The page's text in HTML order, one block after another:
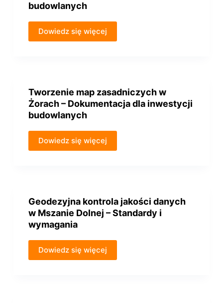
budowlanych
Dowiedz się więcej
Tworzenie map zasadniczych w
Żorach – Dokumentacja dla inwestycji
budowlanych
Dowiedz się więcej
Geodezyjna kontrola jakości danych
w Mszanie Dolnej – Standardy i
wymagania
Dowiedz się więcej